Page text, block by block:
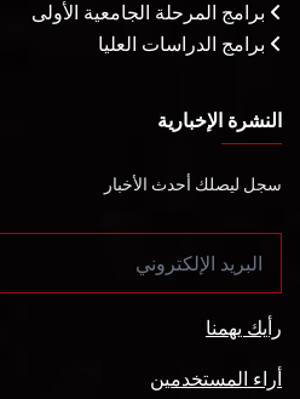
برامج المرحلة الجامعية الأولى
برامج الدراسات العليا
النشرة الإخبارية
سجل ليصلك أحدث الأخبار
رأيك يهمنا
أراء المستخدمين